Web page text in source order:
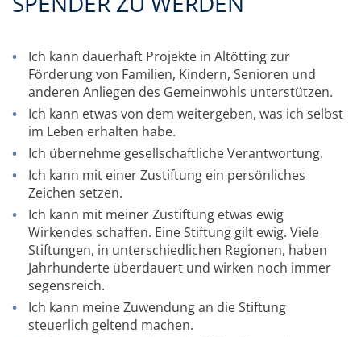
Ich kann dauerhaft Projekte in Altötting zur
Förderung von Familien, Kindern, Senioren und
anderen Anliegen des Gemeinwohls unterstützen.
Ich kann etwas von dem weitergeben, was ich selbst
im Leben erhalten habe.
Ich übernehme gesellschaftliche Verantwortung.
Ich kann mit einer Zustiftung ein persönliches
Zeichen setzen.
Ich kann mit meiner Zustiftung etwas ewig
Wirkendes schaffen. Eine Stiftung gilt ewig. Viele
Stiftungen, in unterschiedlichen Regionen, haben
Jahrhunderte überdauert und wirken noch immer
segensreich.
Ich kann meine Zuwendung an die Stiftung
steuerlich geltend machen.